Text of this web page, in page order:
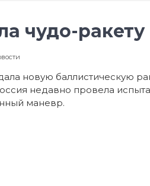
чудо-ракету
новую баллистическую
недавно провела
маневр.